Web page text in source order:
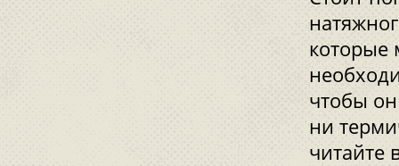
которые
чтобы
ни
читайте